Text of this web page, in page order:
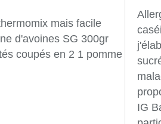
mais facile
d'avoines SG 300gr
coupés en 2 1 pomme
IG